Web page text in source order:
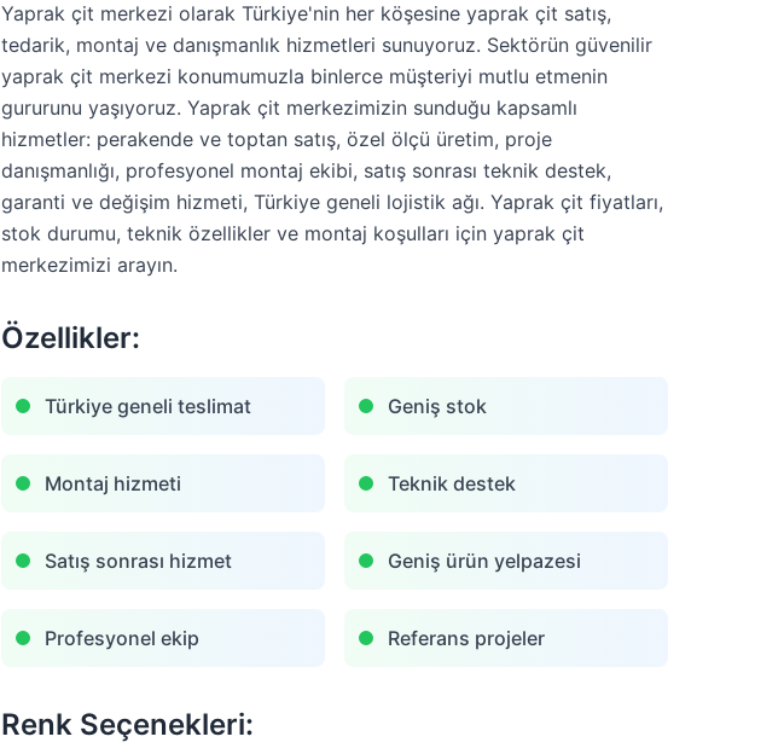
Yaprak çit merkezi olarak Türkiye'nin her köşesine yaprak çit satış,
tedarik, montaj ve danışmanlık hizmetleri sunuyoruz. Sektörün güvenilir
yaprak çit merkezi konumumuzla binlerce müşteriyi mutlu etmenin
gururunu yaşıyoruz. Yaprak çit merkezimizin sunduğu kapsamlı
hizmetler: perakende ve toptan satış, özel ölçü üretim, proje
danışmanlığı, profesyonel montaj ekibi, satış sonrası teknik destek,
garanti ve değişim hizmeti, Türkiye geneli lojistik ağı. Yaprak çit fiyatları,
stok durumu, teknik özellikler ve montaj koşulları için yaprak çit
merkezimizi arayın.
Özellikler:
Türkiye geneli teslimat Geniş stok
Montaj hizmeti Teknik destek
Satış sonrası hizmet Geniş ürün yelpazesi
Profesyonel ekip Referans projeler
Renk Seçenekleri: